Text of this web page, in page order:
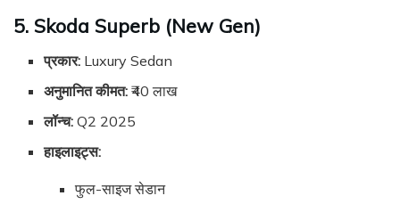
5. Skoda Superb (New Gen)
प्रकार: Luxury Sedan
अनुमानित कीमत: ₹40 लाख
लॉन्च: Q2 2025
हाइलाइट्स:
फुल-साइज सेडान